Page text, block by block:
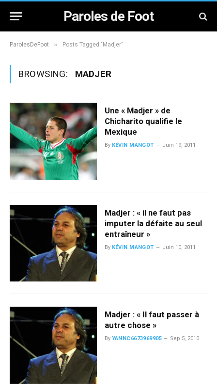
Paroles de Foot
ParolesDeFoot » Posts Tagged "Madjer"
BROWSING: MADJER
Une « Madjer » de
Chicharito qualifie le
Mexique
By KÉVIN MANGOT Juin 19, 2011
Madjer : « il ne faut pas
imputer la défaite au seul
entraîneur »
By KÉVIN MANGOT Juin 10, 2011
Madjer : « Il faut passer à
autre chose »
By YANNC6673969905 Sep 5, 2010